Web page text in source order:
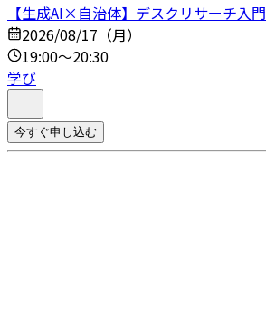
【生成AI×自治体】デスクリサーチ入門
2026/08/17（月）
19:00～20:30
学び
今すぐ申し込む